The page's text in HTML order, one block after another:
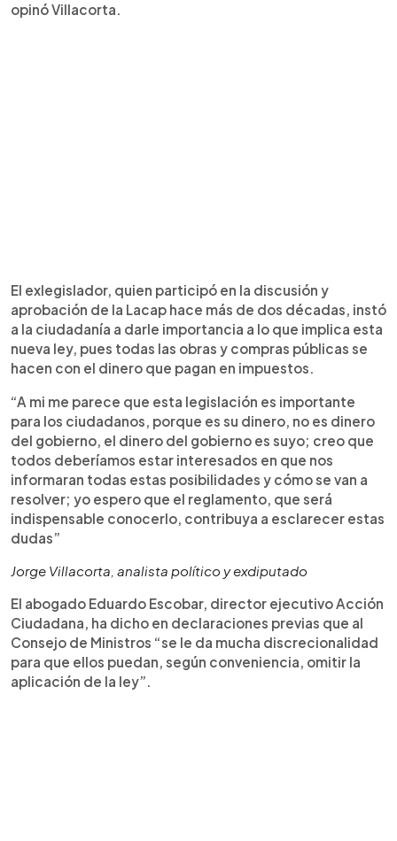
opinó Villacorta.
El exlegislador, quien participó en la discusión y
aprobación de la Lacap hace más de dos décadas, instó
a la ciudadanía a darle importancia a lo que implica esta
nueva ley, pues todas las obras y compras públicas se
hacen con el dinero que pagan en impuestos.
“A mi me parece que esta legislación es importante
para los ciudadanos, porque es su dinero, no es dinero
del gobierno, el dinero del gobierno es suyo; creo que
todos deberíamos estar interesados en que nos
informaran todas estas posibilidades y cómo se van a
resolver; yo espero que el reglamento, que será
indispensable conocerlo, contribuya a esclarecer estas
dudas”
Jorge Villacorta, analista político y exdiputado
El abogado Eduardo Escobar, director ejecutivo Acción
Ciudadana, ha dicho en declaraciones previas que al
Consejo de Ministros “se le da mucha discrecionalidad
para que ellos puedan, según conveniencia, omitir la
aplicación de la ley”.